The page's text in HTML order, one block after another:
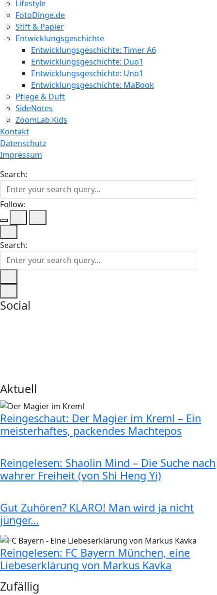
Lifestyle
FotoDinge.de
Stift & Papier
Entwicklungsgeschichte
Entwicklungsgeschichte: Timer A6
Entwicklungsgeschichte: Duo1
Entwicklungsgeschichte: Uno1
Entwicklungsgeschichte: MaBook
Pflege & Duft
SideNotes
ZoomLab.Kids
Kontakt
Datenschutz
Impressum
Search:
Follow:
Search:
Social
Aktuell
Reingeschaut: Der Magier im Kreml – Ein
meisterhaftes, packendes Machtepos
Reingelesen: Shaolin Mind – Die Suche nach
wahrer Freiheit (von Shi Heng Yi)
Gut Zuhören? KLARO! Man wird ja nicht
jünger…
Reingelesen: FC Bayern München, eine
Liebeserklärung von Markus Kavka
Zufällig